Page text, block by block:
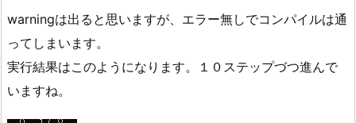
warningは出ると思いますが、エラー無しでコンパイルは通
ってしまいます。
実行結果はこのようになります。１０ステップづつ進んで
いますね。